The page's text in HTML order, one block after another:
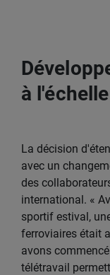
à
La décision
avec un
des
international. «
sportif estival,
ferroviaires était
avons
télétravail